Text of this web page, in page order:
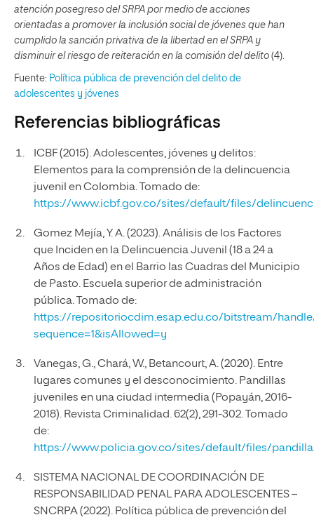
atención posegreso del SRPA por medio de acciones
orientadas a promover la inclusión social de jóvenes que han
cumplido la sanción privativa de la libertad en el SRPA y
disminuir el riesgo de reiteración en la comisión del delito (4).
Fuente: Política pública de prevención del delito de
adolescentes y jóvenes
Referencias bibliográficas
ICBF (2015). Adolescentes, jóvenes y delitos:
Elementos para la comprensión de la delincuencia
juvenil en Colombia. Tomado de:
https://www.icbf.gov.co/sites/default/files/
Gomez Mejía, Y. A. (2023). Análisis de los Factores
que Inciden en la Delincuencia Juvenil (18 a 24 a
Años de Edad) en el Barrio las Cuadras del Municipio
de Pasto. Escuela superior de administración
pública. Tomado de:
https://repositoriocdim.esap.edu.co/bitstream/handle/
sequence=1&isAllowed=y
Vanegas, G., Chará, W., Betancourt, A. (2020). Entre
lugares comunes y el desconocimiento. Pandillas
juveniles en una ciudad intermedia (Popayán, 2016-
2018). Revista Criminalidad. 62(2), 291-302. Tomado
de:
https://www.policia.gov.co/sites/default/files/
SISTEMA NACIONAL DE COORDINACIÓN DE
RESPONSABILIDAD PENAL PARA ADOLESCENTES –
SNCRPA (2022). Política pública de prevención del